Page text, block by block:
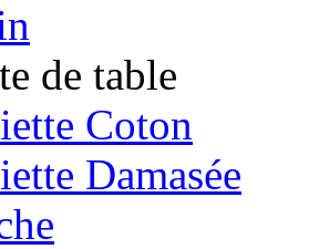
de table
Coton
Damasée